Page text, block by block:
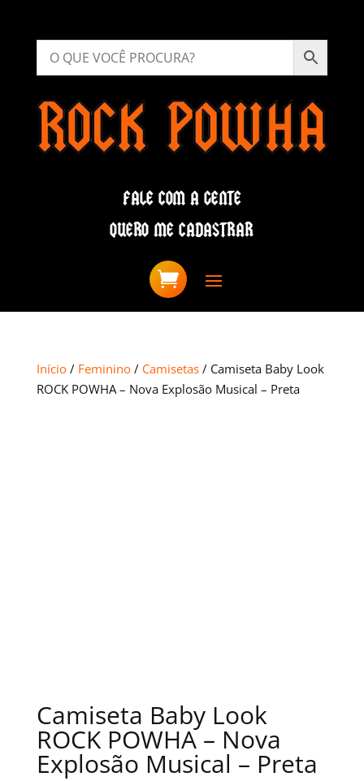
FALE COM A GENTE
QUERO ME CADASTRAR
Início/ Feminino/ Camisetas/ Camiseta Baby Look
ROCK POWHA – Nova Explosão Musical – Preta
Camiseta Baby Look
ROCK POWHA – Nova
Explosão Musical – Preta